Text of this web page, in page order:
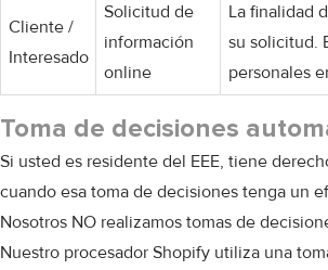
Cliente /
Interesado
Solicitud de
información
online
La finalidad
su solicitud.
personales
Toma de decisiones
Si usted es residente del EEE, tiene
cuando esa toma de decisiones tenga un
Nosotros NO realizamos tomas de
Nuestro procesador Shopify utiliza una